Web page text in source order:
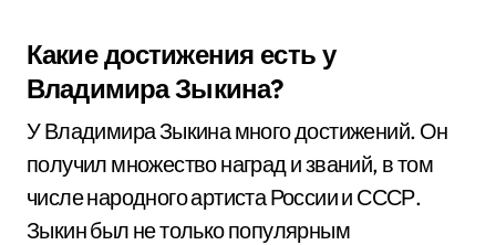
Какие достижения есть у
Владимира Зыкина?
У Владимира Зыкина много достижений. Он
получил множество наград и званий, в том
числе народного артиста России и СССР.
Зыкин был не только популярным